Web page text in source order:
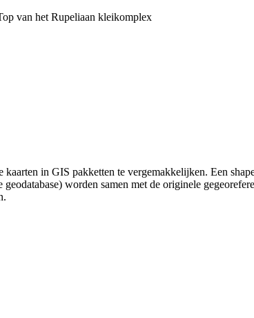
van het Rupeliaan kleikomplex
in GIS pakketten te vergemakkelijken. Een
worden samen met de originele